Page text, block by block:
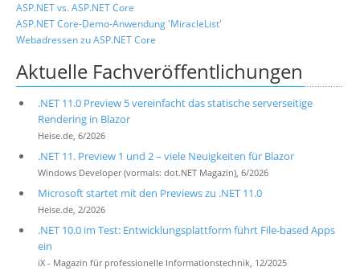
ASP.NET vs. ASP.NET Core
ASP.NET Core-Demo-Anwendung 'MiracleList'
Webadressen zu ASP.NET Core
Aktuelle Fachveröffentlichungen
.NET 11.0 Preview 5 vereinfacht das statische serverseitige
Rendering in Blazor
Heise.de, 6/2026
.NET 11. Preview 1 und 2 – viele Neuigkeiten für Blazor
Windows Developer (vormals: dot.NET Magazin), 6/2026
Microsoft startet mit den Previews zu .NET 11.0
Heise.de, 2/2026
.NET 10.0 im Test: Entwicklungsplattform führt File-based Apps
ein
iX - Magazin für professionelle Informationstechnik, 12/2025